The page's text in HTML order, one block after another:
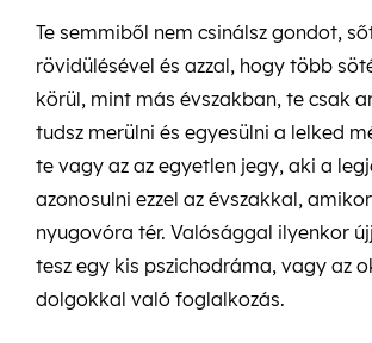
Te semmiből nem csinálsz gondot,
rövidülésével és azzal, hogy több
körül, mint más évszakban, te csak
tudsz merülni és egyesülni a lelked
te vagy az az egyetlen jegy, aki a
azonosulni ezzel az évszakkal,
nyugovóra tér. Valósággal ilyenkor
tesz egy kis pszichodráma, vagy az
dolgokkal való foglalkozás.